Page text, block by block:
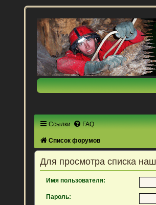
Ссылки FAQ
Список форумов
Для просмотра списка
Имя пользователя:
Пароль: